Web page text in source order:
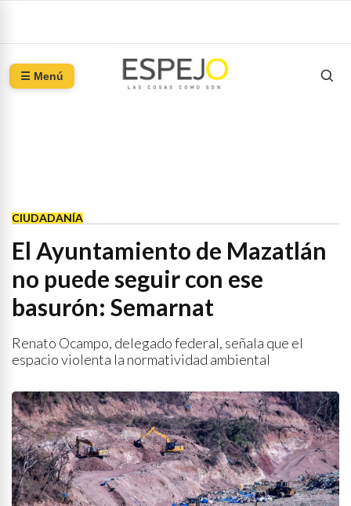
☰ Menú
CIUDADANÍA
El Ayuntamiento de Mazatlán
no puede seguir con ese
basurón: Semarnat
Renato Ocampo, delegado federal, señala que el
espacio violenta la normatividad ambiental